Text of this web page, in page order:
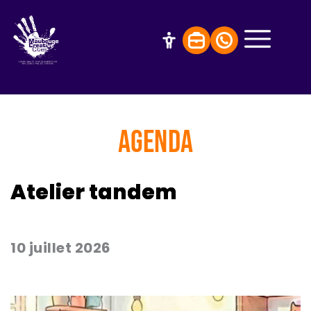
AGENDA
Atelier tandem
10 juillet 2026